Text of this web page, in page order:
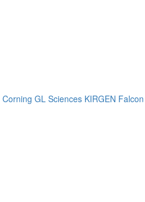
Corning GL Sciences KIRGEN Falcon